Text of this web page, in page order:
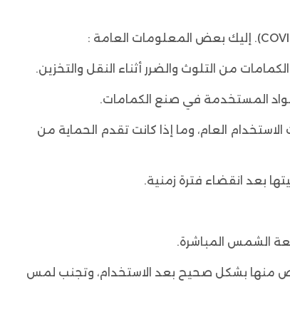
من التلوث والضرر أثناء النقل والتخزين.
المستخدمة في صنع الكمامات.
العام، وما إذا كانت تقدم الحماية من
بعد انقضاء فترة زمنية.
الشمس المباشرة.
منها بشكل صحيح بعد الاستخدام، وتجنب لمس